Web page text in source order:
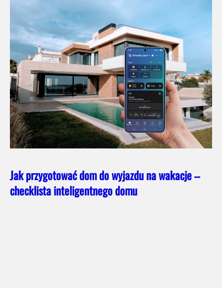
Jak przygotować dom do wyjazdu na wakacje –
checklista inteligentnego domu